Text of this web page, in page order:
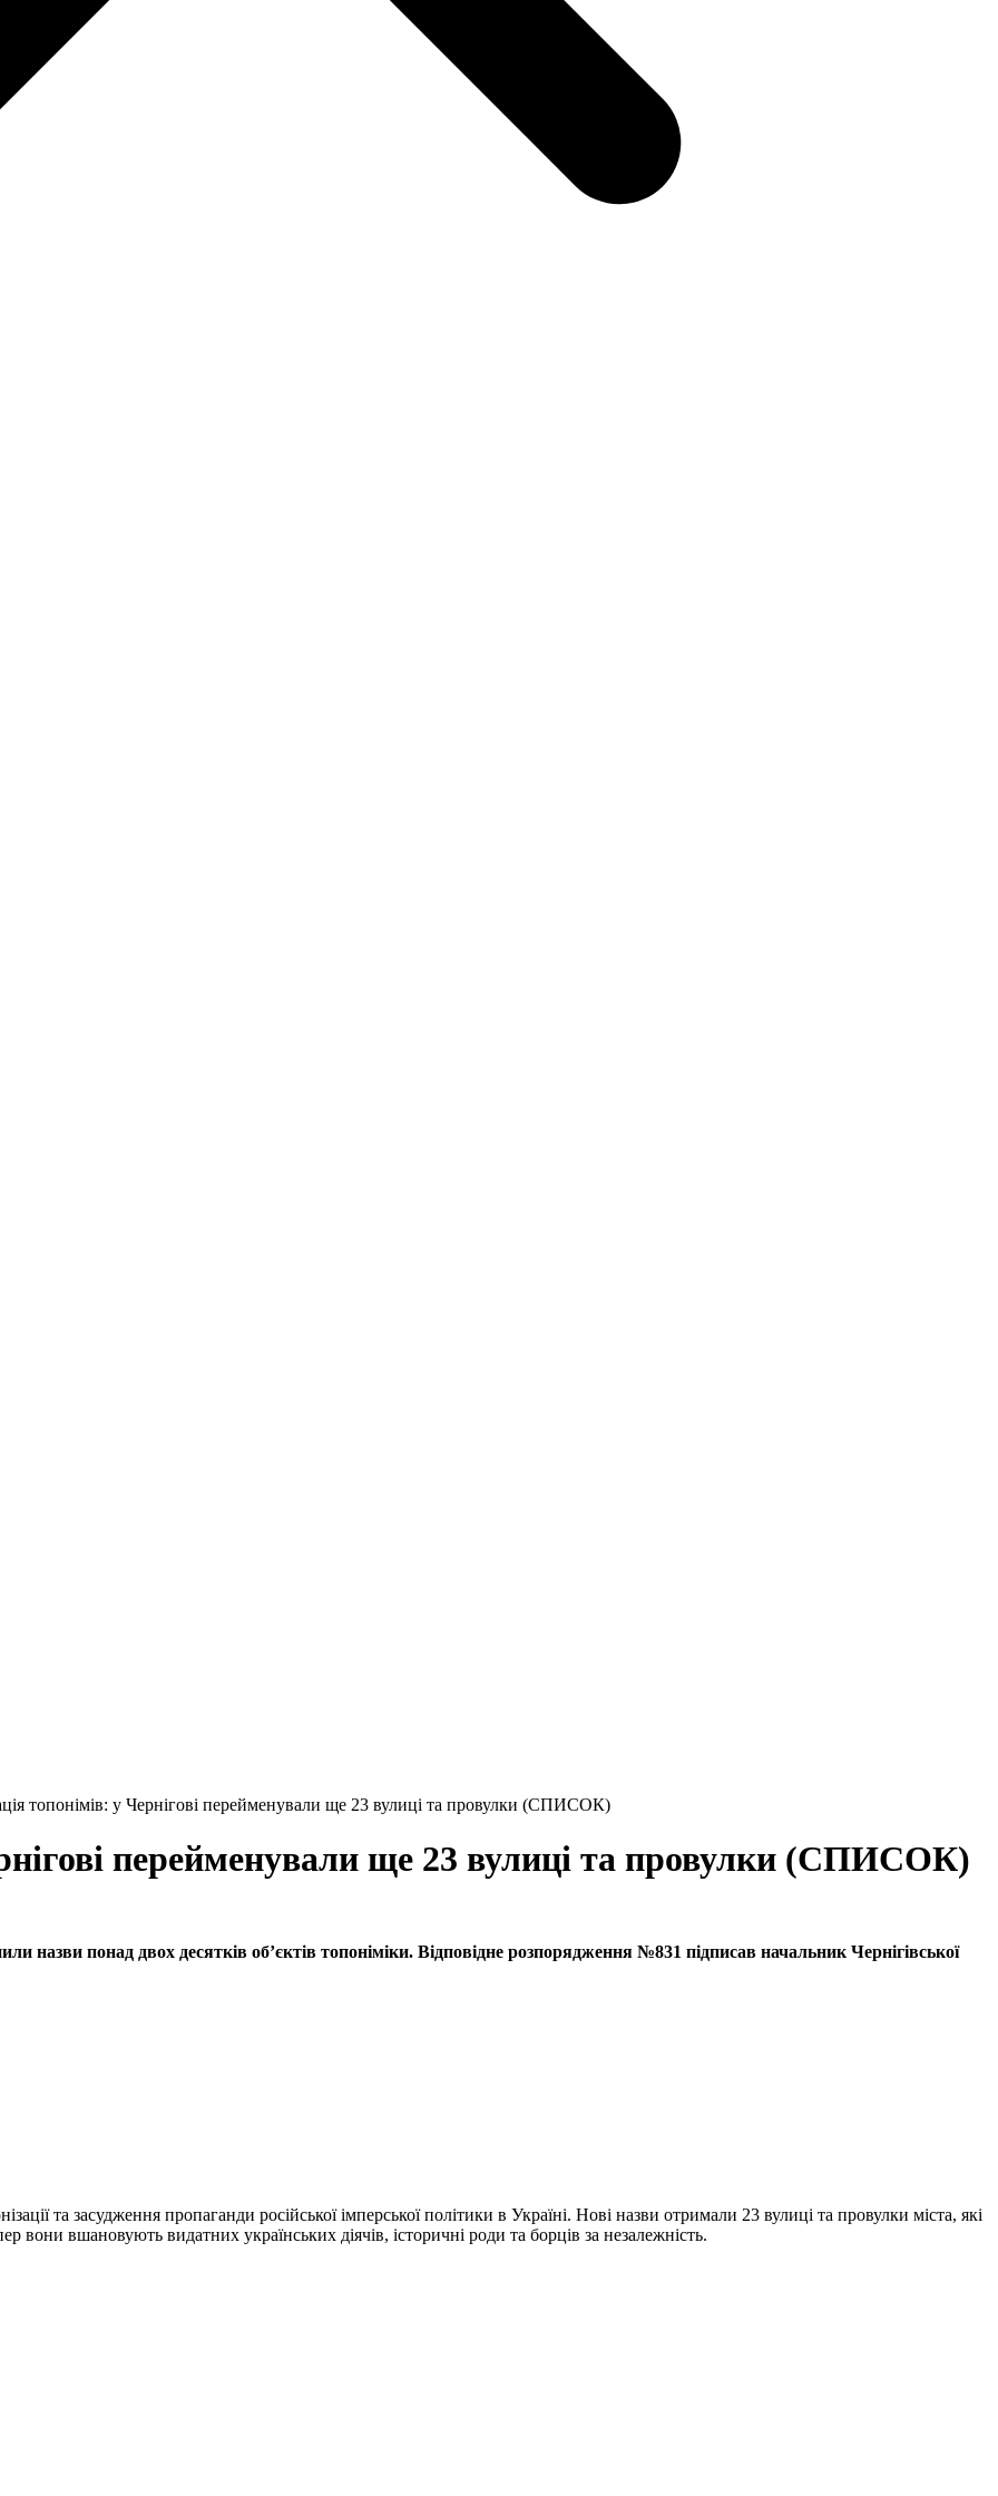
топонімів: у Чернігові перейменували ще 23 вулиці та провулки (СПИСОК)
перейменували ще 23 вулиці та провулки (СПИСОК)
назви понад двох десятків об’єктів топоніміки. Відповідне розпорядження №831 підписав начальник Чернігівської
та засудження пропаганди російської імперської політики в Україні. Нові назви отримали 23 вулиці та провулки міста, які
вони вшановують видатних українських діячів, історичні роди та борців за незалежність.